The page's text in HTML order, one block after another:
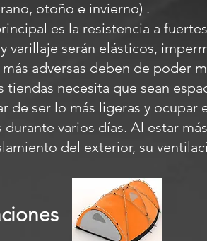
otoño e invierno) .
es la resistencia a
varillaje serán elásticos,
adversas deben de poder
tiendas necesita que sean
de ser lo más ligeras y ocupar
durante varios días. Al estar
del exterior, su